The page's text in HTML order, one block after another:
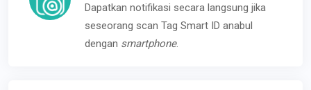
Dapatkan notifikasi secara langsung jika
seseorang scan Tag Smart ID anabul
dengan smartphone.